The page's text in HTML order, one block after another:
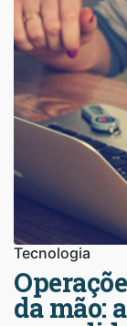
Tecnologia
da mão: